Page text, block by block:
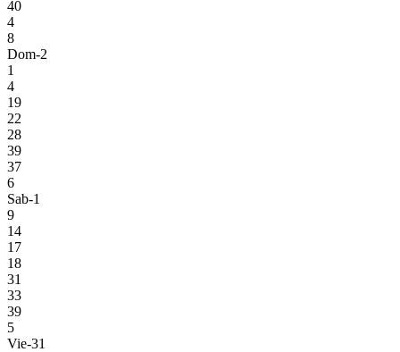
40
4
8
Dom-2
1
4
19
22
28
39
37
6
Sab-1
9
14
17
18
31
33
39
5
Vie-31